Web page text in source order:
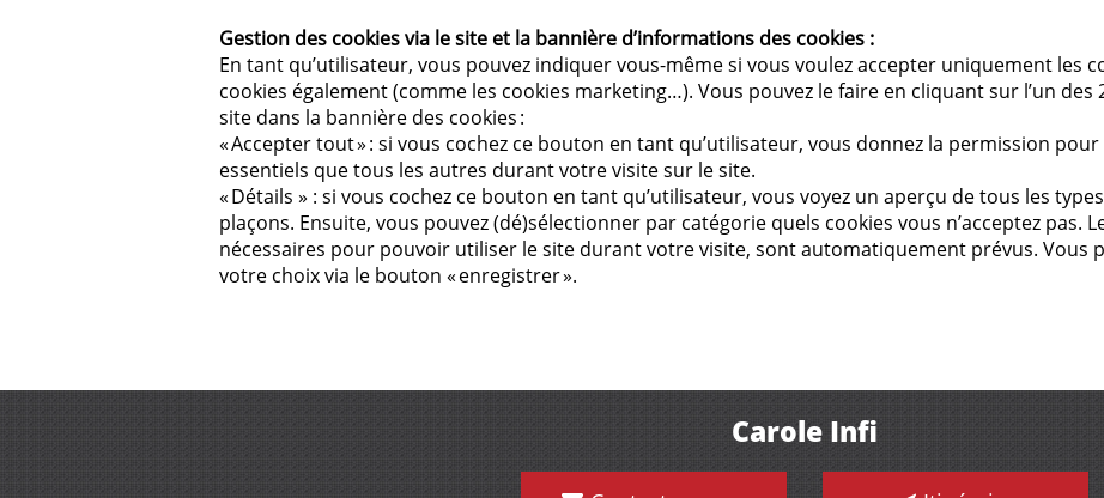
Gestion des cookies via le site et la bannière d’informations des cookies :
En tant qu’utilisateur, vous pouvez indiquer vous-même si vous voulez accepter uniquement les
cookies également (comme les cookies marketing…). Vous pouvez le faire en cliquant sur l’un
site dans la bannière des cookies :
« Accepter tout » : si vous cochez ce bouton en tant qu’utilisateur, vous donnez la permission
essentiels que tous les autres durant votre visite sur le site.
« Détails » : si vous cochez ce bouton en tant qu’utilisateur, vous voyez un aperçu de tous les
plaçons. Ensuite, vous pouvez (dé)sélectionner par catégorie quels cookies vous n’acceptez pas.
nécessaires pour pouvoir utiliser le site durant votre visite, sont automatiquement prévus. Vous
votre choix via le bouton « enregistrer ».
Carole Infi